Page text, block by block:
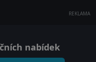
REKLAMA
nabídek